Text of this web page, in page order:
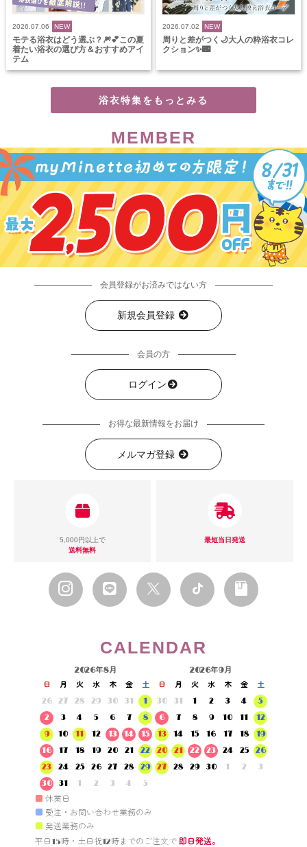
2026.07.06 NEW
モテる浴衣はどう選ぶ？🎆💕この夏
着たい浴衣の選び方＆おすすめアイ
テム
2026.07.02 NEW
周りと差がつく🌙大人の粋浴衣コレ
クション✨🌃
浴衣特集をもっとみる
MEMBER
会員登録がお済みではない方
新規会員登録
会員の方
ログイン
お得な最新情報をお届け
メルマガ登録
5,000円以上で
送料無料
最短当日発送
CALENDAR
2026年8月
日 月 火 水 木 金
土
26
27 28 29 30 31
1
2
3 4 5 6 7
8
9
10 11 12 13 14
15
16
17 18 19 20 21
22
23
24 25 26 27 28
29
30
31 1 2 3 4 5
2026年9月
日 月 火 水 木 金
土
30
31 1 2 3 4
5
6
7 8 9 10 11
12
13
14 15 16 17 18
19
20
21 22 23 24 25
26
27
28 29 30 1 2 3
■ 休業日
■ 受注・お問い合わせ業務のみ
■ 発送業務のみ
平日15時・土日祝12時までのご注文で 即日発送。